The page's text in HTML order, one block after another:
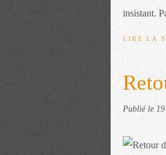
insistant.
LIRE LA
Publié le